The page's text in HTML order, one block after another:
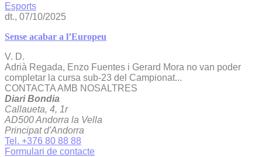
Esports
dt., 07/10/2025
Sense acabar a l’Europeu
V. D.
Adrià Regada, Enzo Fuentes i Gerard Mora no van poder
completar la cursa sub-23 del Campionat...
CONTACTA AMB NOSALTRES
Diari Bondia
Callaueta, 4, 1r
AD500 Andorra la Vella
Principat d'Andorra
Tel. +376 80 88 88
Formulari de contacte